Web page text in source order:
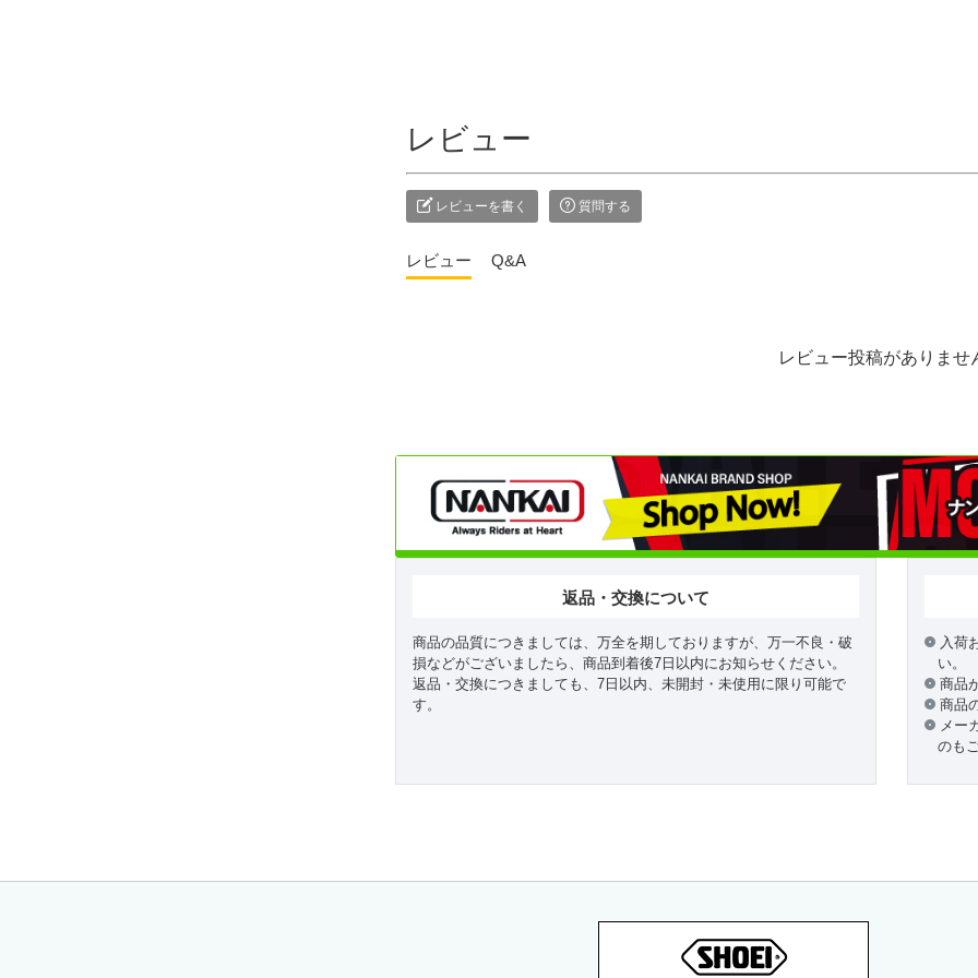
レビュー
レビューを書く 質問する
レビュー Q&A
レビュー投稿がありませ
返品・交換について
商品の品質につきましては、万全を期しておりますが、万一不良・破
損などがございましたら、商品到着後7日以内にお知らせください。
返品・交換につきましても、7日以内、未開封・未使用に限り可能で
す。
入荷
い。
商品
商品
メー
のも